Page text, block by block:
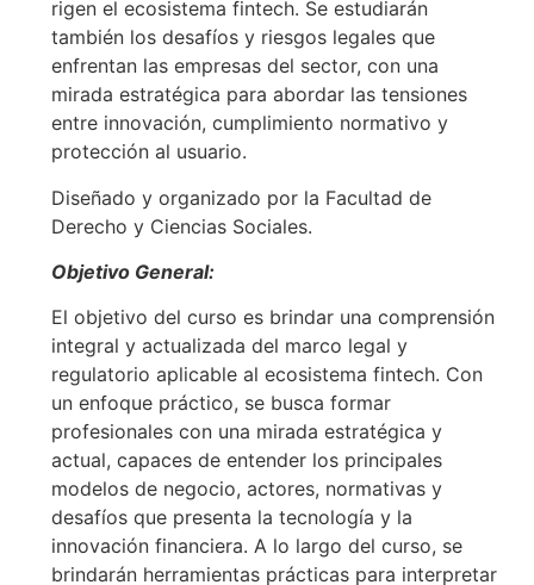
rigen el ecosistema fintech. Se estudiarán
también los desafíos y riesgos legales que
enfrentan las empresas del sector, con una
mirada estratégica para abordar las tensiones
entre innovación, cumplimiento normativo y
protección al usuario.
Diseñado y organizado por la Facultad de
Derecho y Ciencias Sociales.
Objetivo General:
El objetivo del curso es brindar una comprensión
integral y actualizada del marco legal y
regulatorio aplicable al ecosistema fintech. Con
un enfoque práctico, se busca formar
profesionales con una mirada estratégica y
actual, capaces de entender los principales
modelos de negocio, actores, normativas y
desafíos que presenta la tecnología y la
innovación financiera. A lo largo del curso, se
brindarán herramientas prácticas para interpretar